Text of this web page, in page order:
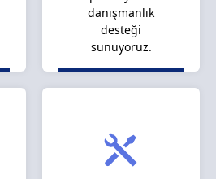
danışmanlık
desteği
sunuyoruz.